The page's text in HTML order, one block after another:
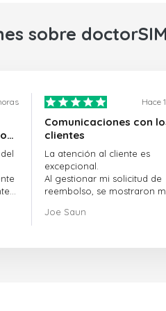
sobre doctorSIM
Hace
Comunicaciones con
clientes
La atención al cliente es
excepcional.
Al gestionar mi solicitud de
reembolso, se mostraron
gestión del proceso, y
Joe Saun